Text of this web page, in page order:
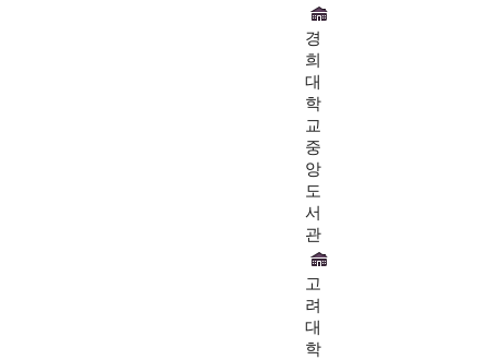
경
희
대
학
교
중
앙
도
서
관
고
려
대
학